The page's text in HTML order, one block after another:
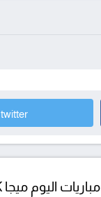
twitter
مباريات اليوم ميجا 4K